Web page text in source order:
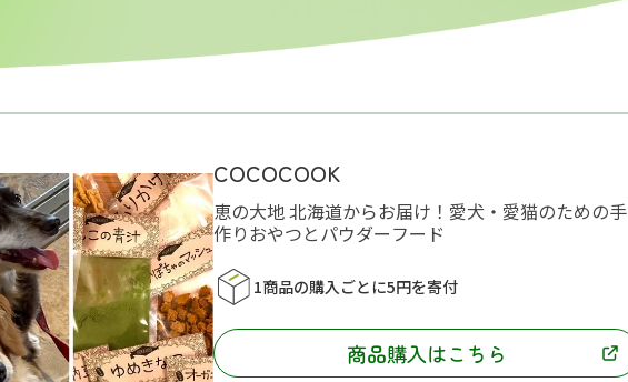
COCOCOOK
恵の大地 北海道からお届け！愛犬・愛猫のための手
作りおやつとパウダーフード
1商品の購入ごとに5円を寄付
商品購入はこちら